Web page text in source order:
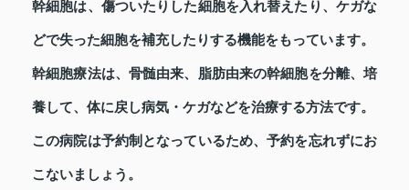
幹細胞は、傷ついたりした細胞を入れ替えたり、ケガな
どで失った細胞を補充したりする機能をもっています。
幹細胞療法は、骨髄由来、脂肪由来の幹細胞を分離、培
養して、体に戻し病気・ケガなどを治療する方法です。
この病院は予約制となっているため、予約を忘れずにお
こないましょう。